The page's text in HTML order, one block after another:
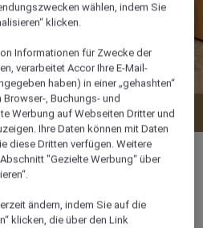
anzeigen
wählen, indem Sie
klicken.
Informationen für Zwecke der
verarbeitet Accor Ihre E-Mail-
haben) in einer „gehashten“
, Buchungs- und
Werbung auf Webseiten Dritter und
Ihre Daten können mit Daten
diese Dritten verfügen. Weitere
"Gezielte Werbung“ über
ändern, indem Sie auf die
klicken, die über den Link